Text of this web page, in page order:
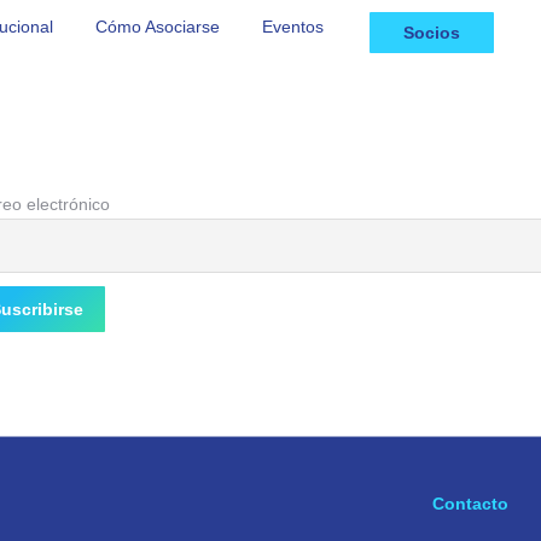
Cómo Asociarse Eventos Socios
electrónico
Contacto